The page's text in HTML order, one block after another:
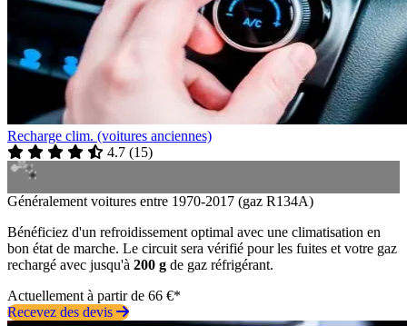
Recharge clim. (voitures anciennes)
4.7 (15)
Généralement voitures entre 1970-2017 (gaz R134A)
Bénéficiez d'un refroidissement optimal avec une climatisation en
bon état de marche. Le circuit sera vérifié pour les fuites et votre gaz
rechargé avec jusqu'à 200 g de gaz réfrigérant.
Actuellement à partir de 66 €*
Recevez des devis